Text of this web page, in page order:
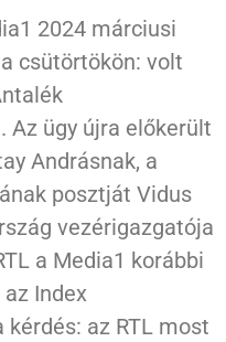
2024 márciusi
csütörtökön: volt
Az ügy újra előkerült
Andrásnak, a
posztját Vidus
vezérigazgatója
a Media1 korábbi
Index
az RTL most